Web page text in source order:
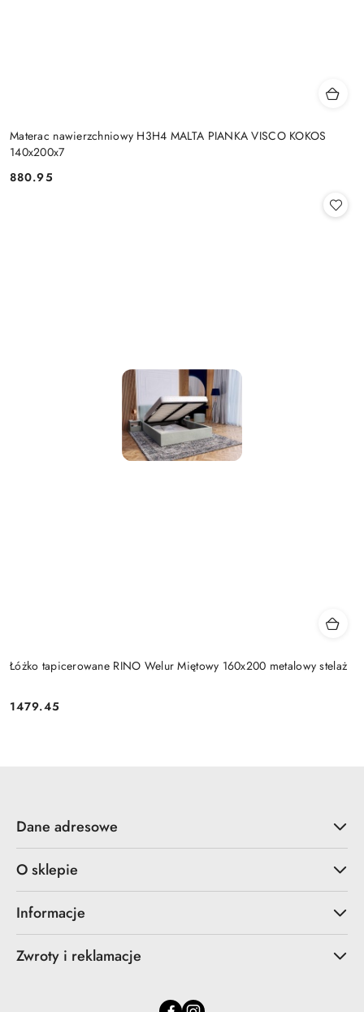
Materac nawierzchniowy H3H4 MALTA PIANKA VISCO KOKOS
140x200x7
Cena:
880.95
Łóżko tapicerowane RINO Welur Miętowy 160x200 metalowy stelaż
Cena:
1479.45
Dane adresowe
O sklepie
Informacje
Zwroty i reklamacje